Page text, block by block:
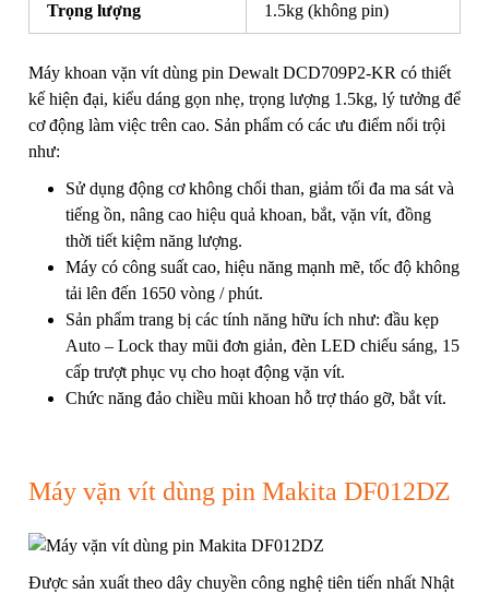
Trọng lượng 1.5kg (không pin)
Máy khoan vặn vít dùng pin Dewalt DCD709P2-KR có thiết
kế hiện đại, kiểu dáng gọn nhẹ, trọng lượng 1.5kg, lý tưởng để
cơ động làm việc trên cao. Sản phẩm có các ưu điểm nổi trội
như:
Sử dụng động cơ không chổi than, giảm tối đa ma sát và
tiếng ồn, nâng cao hiệu quả khoan, bắt, vặn vít, đồng
thời tiết kiệm năng lượng.
Máy có công suất cao, hiệu năng mạnh mẽ, tốc độ không
tải lên đến 1650 vòng / phút.
Sản phẩm trang bị các tính năng hữu ích như: đầu kẹp
Auto – Lock thay mũi đơn giản, đèn LED chiếu sáng, 15
cấp trượt phục vụ cho hoạt động vặn vít.
Chức năng đảo chiều mũi khoan hỗ trợ tháo gỡ, bắt vít.
Máy vặn vít dùng pin Makita DF012DZ
Được sản xuất theo dây chuyền công nghệ tiên tiến nhất Nhật